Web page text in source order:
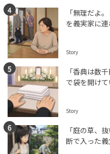
「無理だよ
を義実家に
Story
「香典は数
で袋を開け
Story
「庭の草、
断で入った